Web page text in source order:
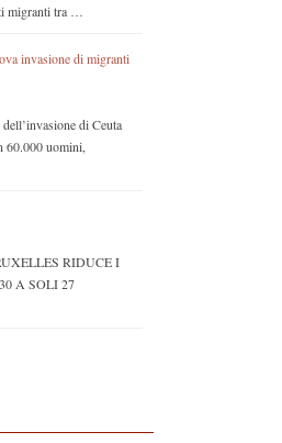
migranti tra …
invasione di migranti
di Ceuta
60.000 uomini,
RIDUCE I
A SOLI 27